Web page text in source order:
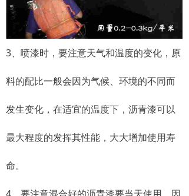
3、喷漆时，要注意天气和温度的变化，原
料的配比一般会因为气候、环境的不同而
发生变化，在适宜的温度下，沥青漆可以
最大程度的发挥其性能，大大增加使用寿
命。